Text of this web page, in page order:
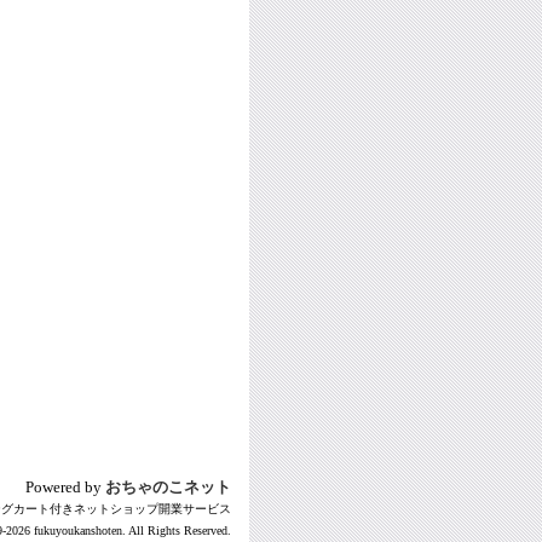
Powered by おちゃのこネット
カート付きネットショップ開業サービス
2026 fukuyoukanshoten. All Rights Reserved.